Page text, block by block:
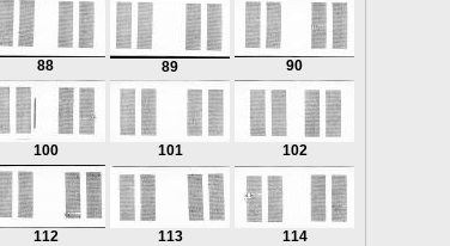
88 89 90
100 101 102
112 113 114